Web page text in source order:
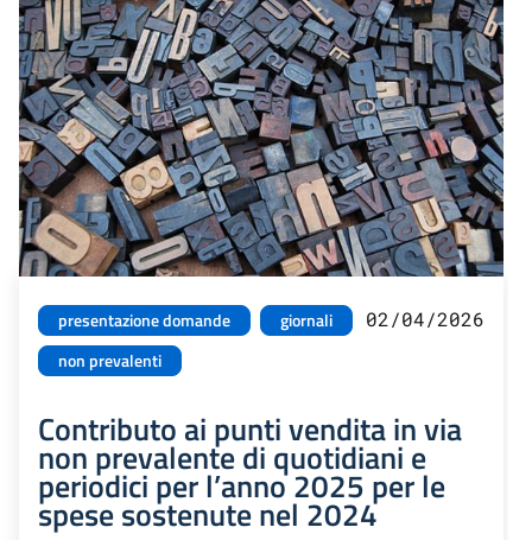
presentazione domande
giornali
non prevalenti
02/04/2026
Contributo ai punti vendita in via
non prevalente di quotidiani e
periodici per l’anno 2025 per le
spese sostenute nel 2024